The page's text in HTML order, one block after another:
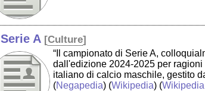
Serie A [Culture]
“Il campionato di Serie A,
dall'edizione 2024-2025 per
italiano di calcio maschile, gestito
(Negapedia) (Wikipedia) (